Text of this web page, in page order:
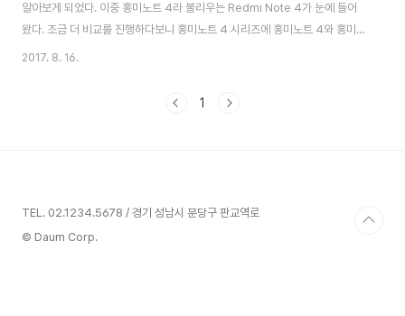
알아보게 되었다. 이중 홍미노트 4라 불리우는 Redmi Note 4가 눈에 들어
왔다. 조금 더 비교를 진행하다보니 홍미노트 4 시리즈에 홍미노트 4와 홍미
노트 4X 두가지 버전(Variants)이 존재함을 알게 되었다. 실제로 샤오미 홍미
금하여 판매자의 제품 설명을 읽어보았으나 개별 모델에 대한 설명일뿐 이를
2017. 8. 16.
1
TEL. 02.1234.5678 / 경기 성남시 분당구 판교역로
© Daum Corp.